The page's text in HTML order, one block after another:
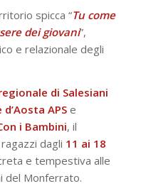
spicca “Tu come
dei giovani”,
e relazionale degli
di Salesiani
APSe
i Bambini, il
dagli 11 ai 18
e tempestiva alle
del Monferrato.